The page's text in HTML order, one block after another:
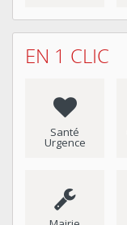
EN 1 CLIC
Santé
Urgence